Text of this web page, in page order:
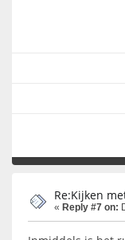
Re:Kijken
« Reply #7 on: